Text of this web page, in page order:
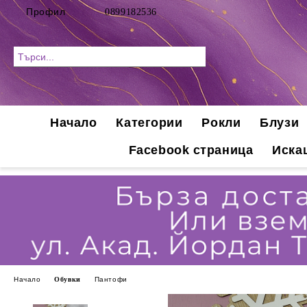
Профил 0899182536
Начало Категории Рокли
Блузи
Facebook страница
Начало Обувки Пантофи